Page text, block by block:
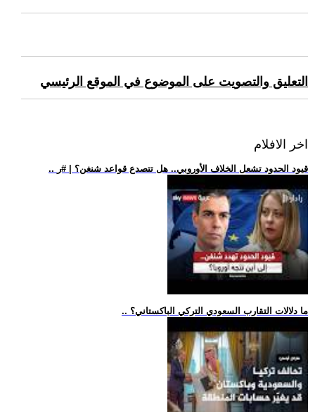
التعليق والتصويت على الموضوع في الموقع الرئيسي
اخر الافلام
.. قيود الحدود تشعل الخلاف الأوروبي.. هل تتصدع قواعد شنغن؟ | #ر
.. ما دلالات التقارب السعودي التركي الباكستاني؟